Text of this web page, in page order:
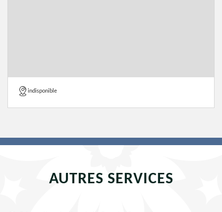
indisponible
AUTRES SERVICES